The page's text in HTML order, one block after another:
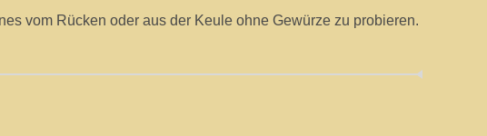
vom Rücken oder aus der Keule ohne Gewürze zu probieren.